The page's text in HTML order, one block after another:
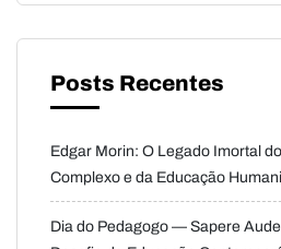
Posts Recentes
Edgar Morin: O Legado Imortal
Complexo e da Educação
Dia do Pedagogo — Sapere